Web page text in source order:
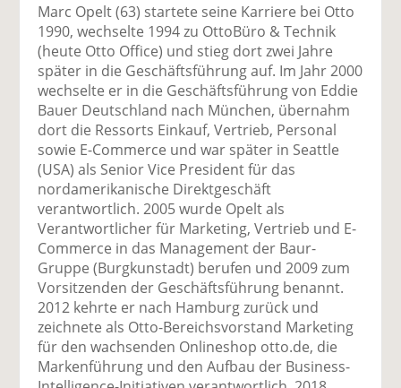
Marc Opelt (63) startete seine Karriere bei Otto
1990, wechselte 1994 zu OttoBüro & Technik
(heute Otto Office) und stieg dort zwei Jahre
später in die Geschäftsführung auf. Im Jahr 2000
wechselte er in die Geschäftsführung von Eddie
Bauer Deutschland nach München, übernahm
dort die Ressorts Einkauf, Vertrieb, Personal
sowie E-Commerce und war später in Seattle
(USA) als Senior Vice President für das
nordamerikanische Direktgeschäft
verantwortlich. 2005 wurde Opelt als
Verantwortlicher für Marketing, Vertrieb und E-
Commerce in das Management der Baur-
Gruppe (Burgkunstadt) berufen und 2009 zum
Vorsitzenden der Geschäftsführung benannt.
2012 kehrte er nach Hamburg zurück und
zeichnete als Otto-Bereichsvorstand Marketing
für den wachsenden Onlineshop otto.de, die
Markenführung und den Aufbau der Business-